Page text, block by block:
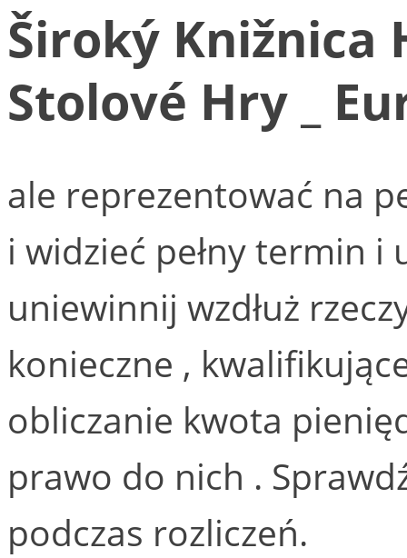
Široký Knižnica
Stolové Hry _
ale reprezentować na
i widzieć pełny termin i
uniewinnij wzdłuż
konieczne ,
obliczanie kwota
prawo do nich .
podczas rozliczeń.